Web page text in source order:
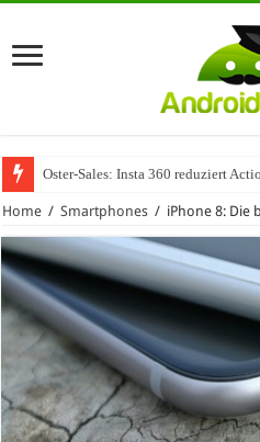
Oster-Sales: Insta 360 reduziert
Home / Smartphones / iPhone 8: Die